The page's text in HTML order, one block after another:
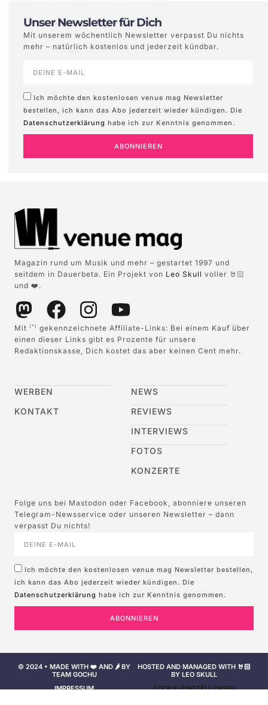
Unser Newsletter für Dich
Mit unserem wöchentlich Newsletter verpasst Du nichts
mehr – natürlich kostenlos und jederzeit kündbar.
Ich möchte den kostenlosen venue mag Newsletter
bestellen, ich kann das Abo jederzeit wieder kündigen. Die
Datenschutzerklärung habe ich zur Kenntnis genommen.
ABONNIEREN
Magazin rund um Musik und mehr – gestartet 1997 und
seitdem in Dauerbeta. Ein Projekt von Leo Skull voller 🤘🏻
und ❤️.
Mit (*)
gekennzeichnete Affiliate-Links: Bei einem Kauf über
einen dieser Links gibt es Prozente für unsere
Redaktionskasse, Dich kostet das aber keinen Cent mehr.
WERBEN
KONTAKT
NEWS
REVIEWS
INTERVIEWS
FOTOS
KONZERTE
Folge uns bei Mastodon oder Facebook, abonniere unseren
Telegram-Newsservice oder unseren Newsletter – dann
verpasst Du nichts!
Ich möchte den kostenlosen venue mag Newsletter bestellen,
ich kann das Abo jederzeit wieder kündigen. Die
Datenschutzerklärung habe ich zur Kenntnis genommen.
ABONNIEREN
© 2024 • MADE WITH ❤️ AND 🌶️ BY
TEAM GOCHU
HOSTED AND MANAGED WITH 🤘🏻
BY LEO SKULL
IMPRESSUM
COOKIE-EINSTELLUNGEN